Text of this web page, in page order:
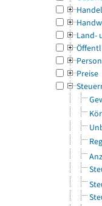
Land-
Preise